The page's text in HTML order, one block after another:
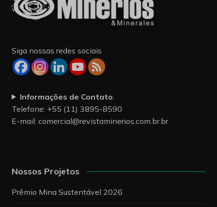
Siga nossas redes sociais
Informações de Contato:
Telefone: +55 (11) 3895-8590
E-mail: comercial@revistaminerios.com.br.br
Nossos Projetos
Prêmio Mina Sustentável 2026